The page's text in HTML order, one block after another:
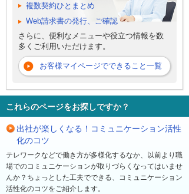
複数契約ひとまとめ
Web請求書の発行、ご確認
さらに、便利なメニューや役立つ情報を数
多くご利用いただけます。
お客様マイページでできること一覧
これらのページをお探しですか？
出社が楽しくなる！コミュニケーション活性
化のコツ
テレワークなどで働き方が多様化するなか、以前より職
場でのコミュニケーションが取りづらくなってはいませ
んか？ちょっとした工夫でできる、コミュニケーション
活性化のコツをご紹介します。